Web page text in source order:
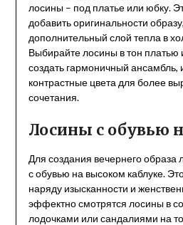
лосины – под платье или юбку.
добавить оригинальности
дополнительный слой тепла в
Выбирайте лосины в тон платью
создать гармоничный ансамбль,
контрастные цвета для более
сочетания.
Лосины с обувью
Для создания вечернего образа
с обувью на высоком каблуке.
наряду изысканности и
эффектно смотрятся лосины в
лодочками или сандалиями на